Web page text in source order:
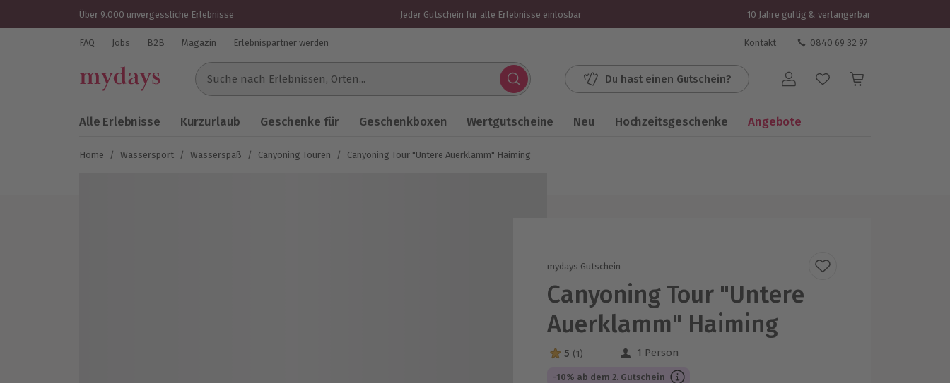
Über 9.000 unvergessliche Erlebnisse Jeder Gutschein für alle Erlebnisse einlösbar 10 Jahre gültig & verlängerbar
FAQ Jobs B2B Magazin Erlebnispartner werden Kontakt 0840 69 32 97
Suche nach Erlebnissen...
Du hast einen Gutschein? Benutzerkonto
Alle Erlebnisse Kurzurlaub Geschenke für Geschenkboxen Wertgutscheine Neu Hochzeitsgeschenke Angebote
Home / Wassersport / Wasserspaß / Canyoning Touren / Canyoning Tour "Untere Auerklamm" Haiming
mydays Gutschein
Canyoning Tour "Untere
Auerklamm" Haiming
5 Sterne von 5 aus 1 Bewertungen
5 (1) 1 Person
-10% ab dem 2. Gutschein